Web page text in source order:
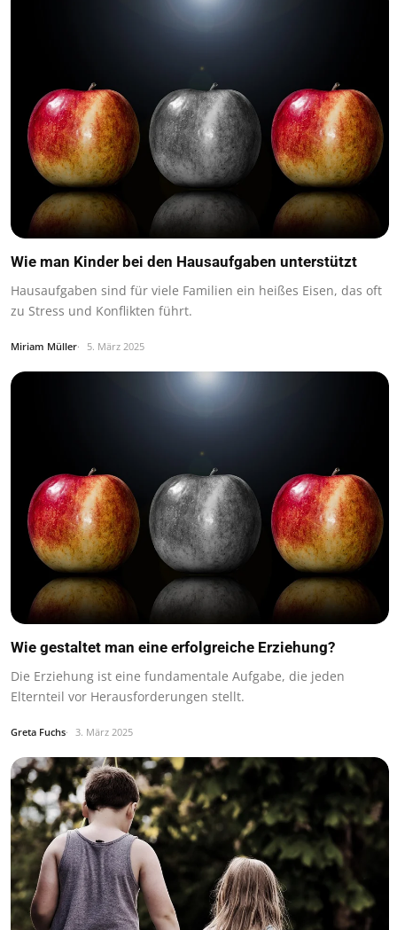
Wie man Kinder bei den Hausaufgaben unterstützt
Hausaufgaben sind für viele Familien ein heißes Eisen, das oft
zu Stress und Konflikten führt.
Miriam Müller 5. März 2025
Wie gestaltet man eine erfolgreiche Erziehung?
Die Erziehung ist eine fundamentale Aufgabe, die jeden
Elternteil vor Herausforderungen stellt.
Greta Fuchs 3. März 2025